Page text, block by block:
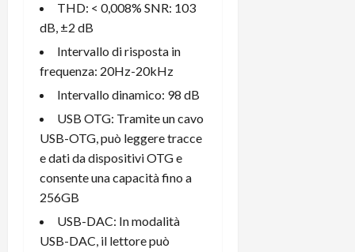
THD: < 0,008% SNR: 103
dB, ±2 dB
Intervallo di risposta in
frequenza: 20Hz-20kHz
Intervallo dinamico: 98 dB
USB OTG: Tramite un cavo
USB-OTG, può leggere tracce
e dati da dispositivi OTG e
consente una capacità fino a
256GB
USB-DAC: In modalità
USB-DAC, il lettore può